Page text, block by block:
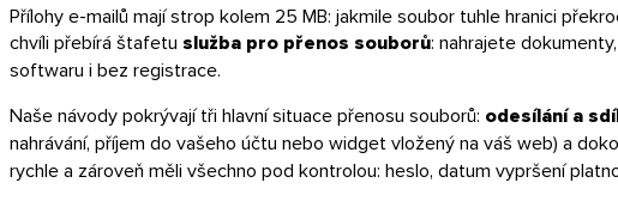
Přílohy e-mailů mají strop kolem 25 MB: jakmile soubor tuhle hranici
chvíli přebírá štafetu služba pro přenos souborů: nahrajete
softwaru i bez registrace.
Naše návody pokrývají tři hlavní situace přenosu souborů: odesílání a
nahrávání, příjem do vašeho účtu nebo widget vložený na váš web) a
rychle a zároveň měli všechno pod kontrolou: heslo, datum vypršení